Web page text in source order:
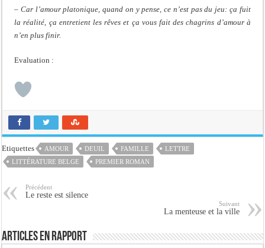
– Car l’amour platonique, quand on y pense, ce n’est pas du jeu: ça fuit
la réalité, ça entretient les rêves et ça vous fait des chagrins d’amour à
n’en plus finir.
Evaluation :
Etiquettes AMOUR DEUIL FAMILLE
LETTRE
LITTÉRATURE BELGE
PREMIER ROMAN
Précédent
Le reste est silence
Suivant
La menteuse et la ville
Articles en rapport